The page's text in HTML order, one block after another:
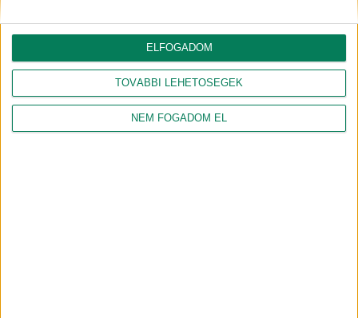
TOVÁBBI LEHETŐSÉGEK
NEM FOGADOM EL
ELFOGADOM
NAGY PÉTER ZOLTÁN
gazdasági agrármérnök, jogi
GÉBER JÁNOS
geográfus, projektmenedzser